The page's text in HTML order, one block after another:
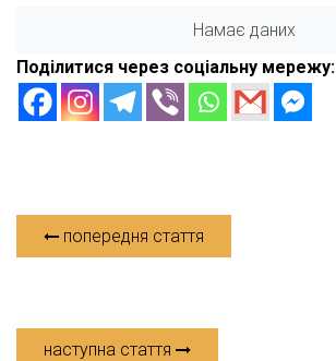
Намає даних
Поділитися через соціальну мережу:
попередня стаття
наступна стаття